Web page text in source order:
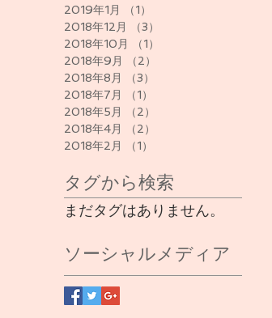
2019年1月
（1）
2018年12月
（3）
2018年10月
（1）
2018年9月
（2）
2018年8月
（3）
2018年7月
（1）
2018年5月
（2）
2018年4月
（2）
2018年2月
（1）
タグから検索
まだタグはありません。
ソーシャルメディア